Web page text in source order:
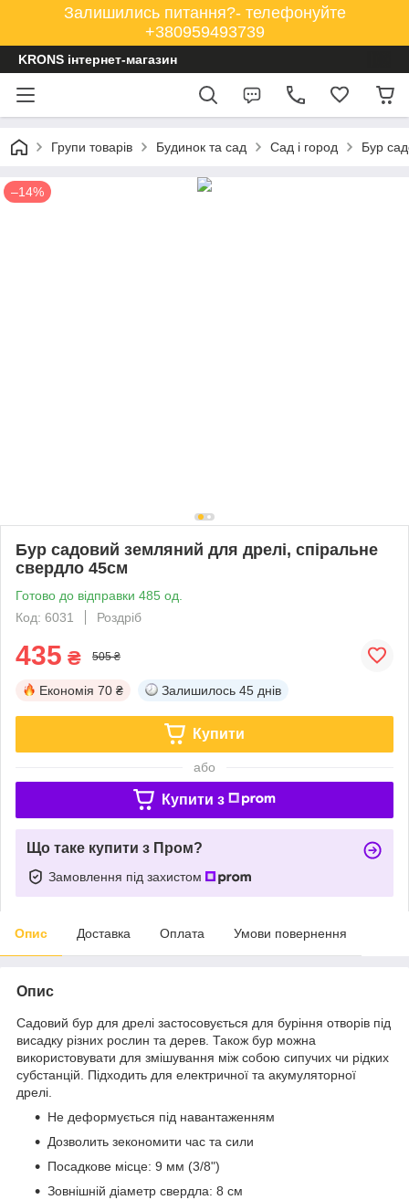
Залишились питання?- телефонуйте
+380959493739
KRONS інтернет-магазин
Групи товарів Будинок та сад Сад і город Бур
–14%
Бур садовий земляний для дрелі, спіральне
свердло 45см
Готово до відправки 485 од.
Код: 6031
Роздріб
435 ₴ 505 ₴
Економія 70 ₴ Залишилось 45 днів
Купити
або
Купити з
Що таке купити з Пром?
Замовлення під захистом
Опис Доставка Оплата Умови повернення
Опис
Садовий бур для дрелі застосовується для буріння отворів під
висадку різних рослин та дерев. Також бур можна
використовувати для змішування між собою сипучих чи рідких
субстанцій. Підходить для електричної та акумуляторної
дрелі.
Не деформується під навантаженням
Дозволить зекономити час та сили
Посадкове місце: 9 мм (3/8")
Зовнішній діаметр свердла: 8 см